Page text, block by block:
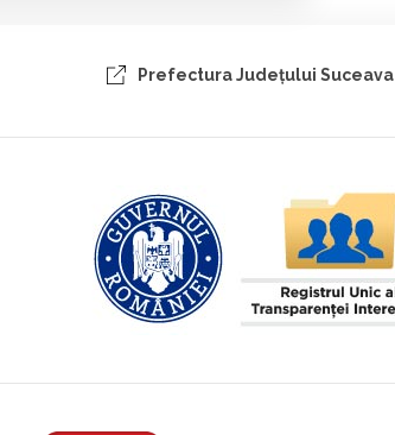
Prefectura Judeţului Suceava